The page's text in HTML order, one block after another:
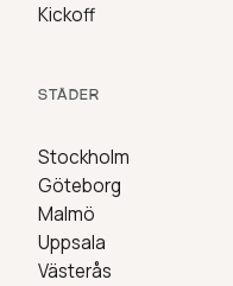
Kickoff
STÄDER
Stockholm
Göteborg
Malmö
Uppsala
Västerås